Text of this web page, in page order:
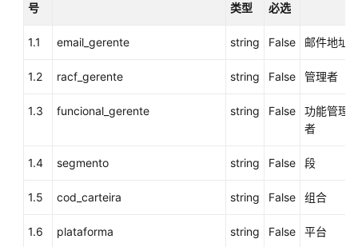
消
（sendWhatsappMessage）
查
线
谈
号
类型
必选
1.1 email_gerente string False 邮件地址
1.2 racf_gerente string False 管理者
1.3 funcional_gerente string False
功能管理
者
1.4 segmento string False 段
1.5 cod_carteira string False 组合
1.6 plataforma string False 平台